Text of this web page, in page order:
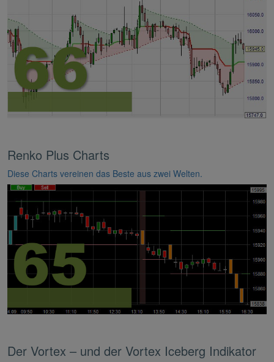
Renko Plus Charts
Diese Charts vereinen das Beste aus zwei Welten.
Der Vortex – und der Vortex Iceberg Indikator